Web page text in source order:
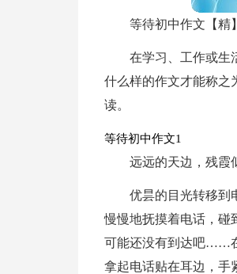
等待初中作文【精】
在学习、工作或生
什么样的作文才能称之
读。
等待初中作文1
远远的天边，残
优昙的目光转移到
慢慢地抚摸着电话，
可能还没有到达吧……
拿起电话贴在耳边，手